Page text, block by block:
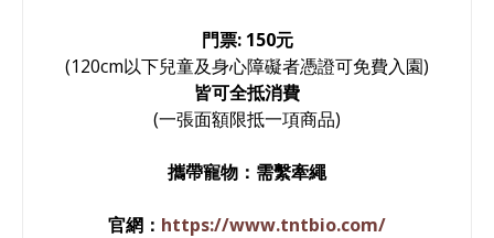
門票: 150元
(120cm以下兒童及身心障礙者憑證可免費入園)
皆可全抵消費
(一張面額限抵一項商品)
攜帶寵物：需繫牽繩
官網 ： https://www.tntbio.com/